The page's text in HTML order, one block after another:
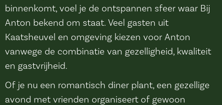
binnenkomt, voel je de ontspannen sfeer waar Bij
Anton bekend om staat. Veel gasten uit
Kaatsheuvel en omgeving kiezen voor Anton
vanwege de combinatie van gezelligheid, kwaliteit
en gastvrijheid.
Of je nu een romantisch diner plant, een gezellige
avond met vrienden organiseert of gewoon